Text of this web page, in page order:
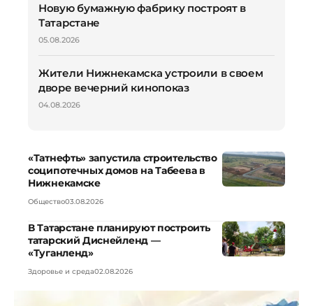
Новую бумажную фабрику построят в
Татарстане
05.08.2026
Жители Нижнекамска устроили в своем
дворе вечерний кинопоказ
04.08.2026
«Татнефть» запустила строительство
соципотечных домов на Табеева в
Нижнекамске
Общество03.08.2026
В Татарстане планируют построить
татарский Диснейленд —
«Туганленд»
Здоровье и среда02.08.2026